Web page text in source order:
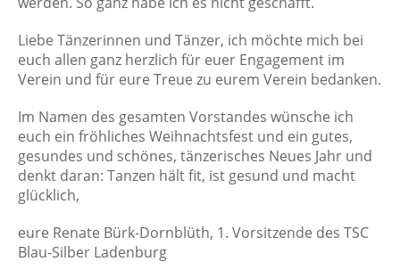
Liebe Tänzerinnen und Tänzer, ich möchte mich bei
euch allen ganz herzlich für euer Engagement im
Verein und für eure Treue zu eurem Verein bedanken.
Im Namen des gesamten Vorstandes wünsche ich
euch ein fröhliches Weihnachtsfest und ein gutes,
gesundes und schönes, tänzerisches Neues Jahr und
denkt daran: Tanzen hält fit, ist gesund und macht
glücklich,
eure Renate Bürk-Dornblüth, 1. Vorsitzende des TSC
Blau-Silber Ladenburg